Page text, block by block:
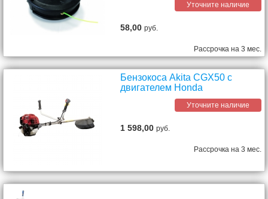
Уточните наличие
58,00руб.
Рассрочка на 3 мес.
Бензокоса Akita CGX50 с
двигателем Honda
Уточните наличие
1 598,00руб.
Рассрочка на 3 мес.